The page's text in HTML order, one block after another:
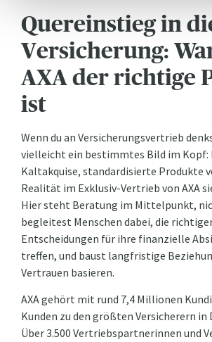
Quereinstieg in
Versicherung:
AXA der richtige
ist
Wenn du an Versicherungsvertrieb
vielleicht ein bestimmtes Bild im Kopf:
Kaltakquise, standardisierte Produkte
Realität im Exklusiv-Vertrieb von AXA
Hier steht Beratung im Mittelpunkt,
begleitest Menschen dabei, die
Entscheidungen für ihre finanzielle
treffen, und baust langfristige
Vertrauen basieren.
AXA gehört mit rund 7,4 Millionen
Kunden zu den größten Versicherern in
Über 3.500 Vertriebspartnerinnen und